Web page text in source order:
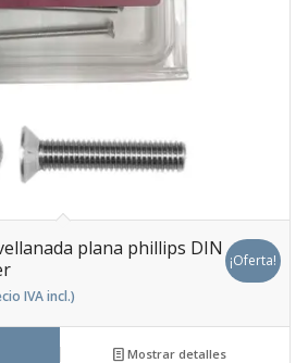
plana phillips DIN
IVA incl.)
¡Oferta!
Mostrar detalles